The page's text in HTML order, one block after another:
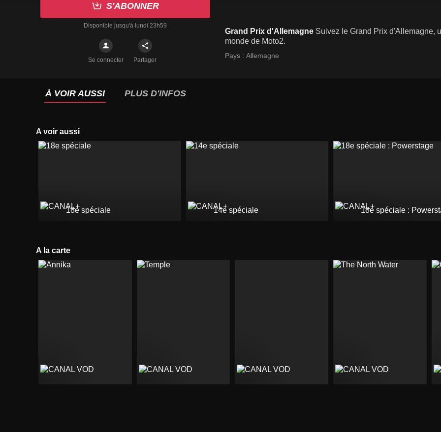
S'ABONNER
Disponible jusqu'à lundi 23h59
Se connecter Partager
Grand Prix d'Allemagne Suivez le Grand Prix d'Allemagne,
monde de Moto2.
Pays : Allemagne
À VOIR AUSSI PLUS D'INFOS
A voir aussi
18e spéciale 14e spéciale 18e spéciale :
A la carte